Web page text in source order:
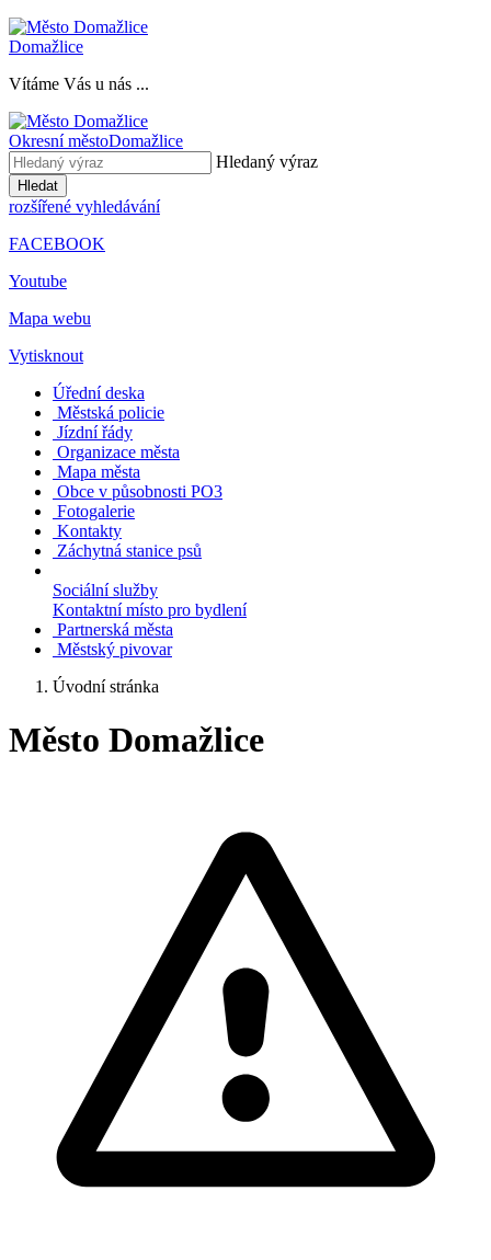
Domažlice
Vítáme Vás u nás ...
Okresní městoDomažlice
Hledaný výraz
Hledat
rozšířené vyhledávání
FACEBOOK
Youtube
Mapa webu
Vytisknout
Úřední deska
Městská policie
Jízdní řády
Organizace města
Mapa města
Obce v působnosti PO3
Fotogalerie
Kontakty
Záchytná stanice psů
Sociální služby
Kontaktní místo pro bydlení
Partnerská města
Městský pivovar
Úvodní stránka
Město Domažlice